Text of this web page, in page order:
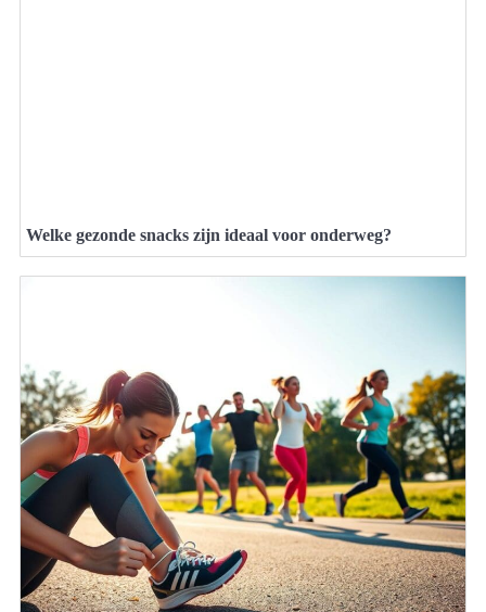
Welke gezonde snacks zijn ideaal voor onderweg?